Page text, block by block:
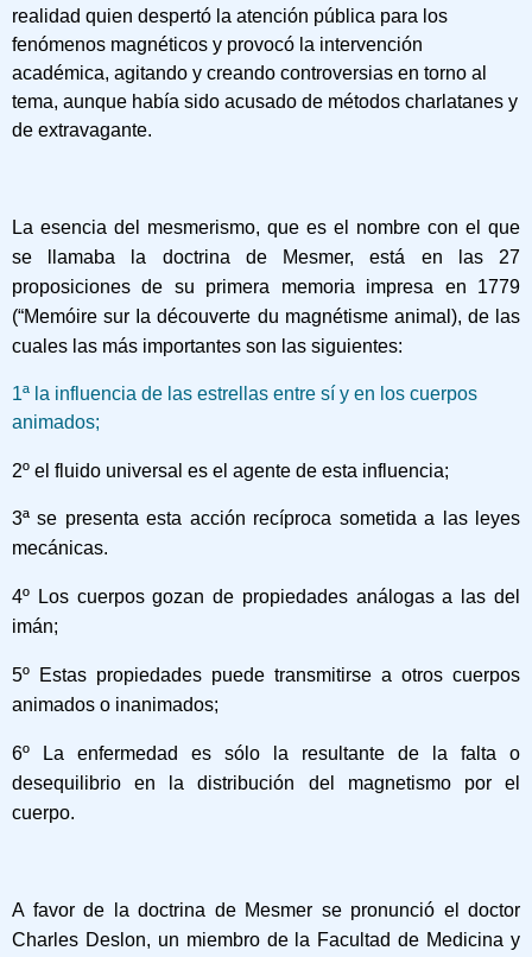
realidad quien despertó la atención pública para los
fenómenos magnéticos y provocó la intervención
académica, agitando y creando controversias en torno al
tema, aunque había sido acusado de métodos charlatanes y
de extravagante.
La esencia del mesmerismo, que es el nombre con el que
se llamaba la doctrina de Mesmer, está en las 27
proposiciones de su primera memoria impresa en 1779
(“Memóire sur Ia découverte du magnétisme animal), de las
cuales las más importantes son las siguientes:
1ª la influencia de las estrellas entre sí y en los cuerpos
animados;
2º el fluido universal es el agente de esta influencia;
3ª se presenta esta acción recíproca sometida a las leyes
mecánicas.
4º Los cuerpos gozan de propiedades análogas a las del
imán;
5º Estas propiedades puede transmitirse a otros cuerpos
animados o inanimados;
6º La enfermedad es sólo la resultante de la falta o
desequilibrio en la distribución del magnetismo por el
cuerpo.
A favor de la doctrina de Mesmer se pronunció el doctor
Charles Deslon, un miembro de la Facultad de Medicina y